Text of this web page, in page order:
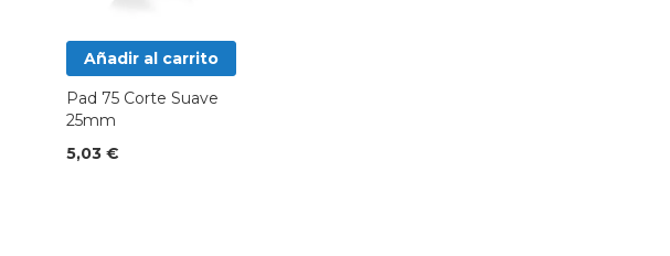
Añadir al carrito
Pad 75 Corte Suave
25mm
5,03 €